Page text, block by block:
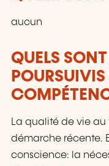
aucun
QUELS
POURSUIVIS
La qualité de vie au
démarche récente.
conscience: la